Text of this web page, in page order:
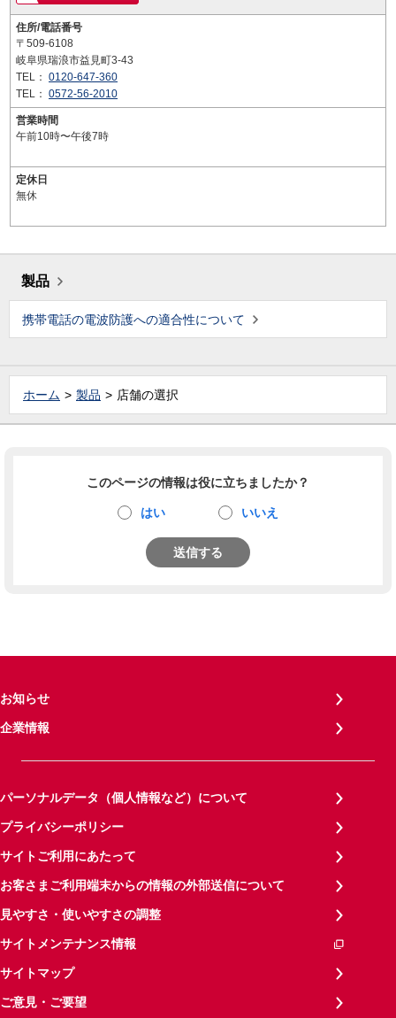
住所/電話番号
〒509-6108
岐阜県瑞浪市益見町3-43
TEL： 0120-647-360
TEL： 0572-56-2010
営業時間
午前10時〜午後7時
定休日
無休
製品
携帯電話の電波防護への適合性について
ホーム 製品 店舗の選択
このページの情報は役に立ちましたか？
はい いいえ
送信する
お知らせ
企業情報
パーソナルデータ（個人情報など）について
プライバシーポリシー
サイトご利用にあたって
お客さまご利用端末からの情報の外部送信について
見やすさ・使いやすさの調整
サイトメンテナンス情報
サイトマップ
ご意見・ご要望